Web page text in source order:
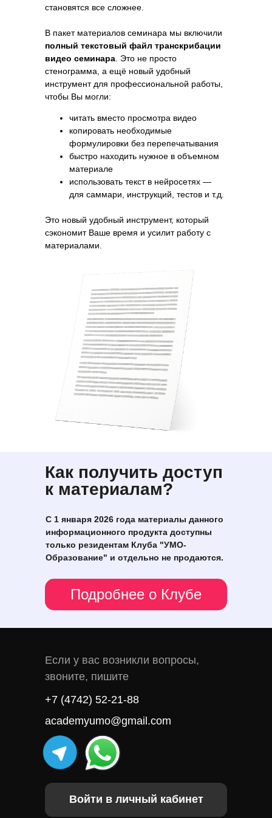
становятся все сложнее.
В пакет материалов семинара мы включили
полный текстовый файл транскрибации
видео семинара . Это не просто
стенограмма, а ещё новый удобный
инструмент для профессиональной работы,
чтобы Вы могли:
читать вместо просмотра видео
копировать необходимые
формулировки без перепечатывания
быстро находить нужное в объемном
материале
использовать текст в нейросетях —
для саммари, инструкций, тестов и т.д.
Это новый удобный инструмент, который
сэкономит Ваше время и усилит работу с
материалами.
С 1 января 2026 года материалы данного
информационного продукта доступны
только резидентам Клуба "УМО-
Образование" и отдельно не продаются.
Подробнее о Клубе
Как получить доступ
к материалам?
Если у вас возникли вопросы,
звоните, пишите
+7 (4742) 52-21-88
academyumo@gmail.com
Войти в личный кабинет